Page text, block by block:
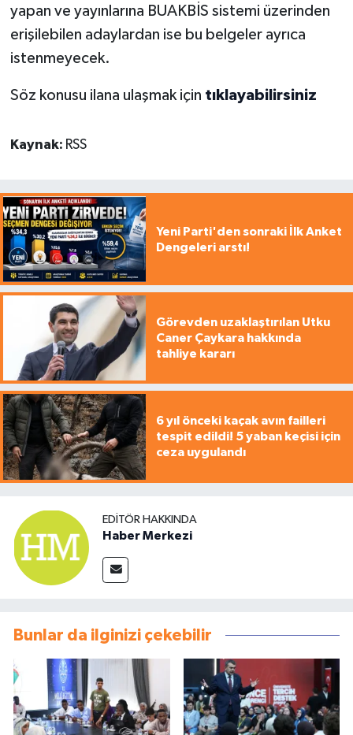
yapan ve yayınlarına BUAKBİS sistemi üzerinden
erişilebilen adaylardan ise bu belgeler ayrıca
istenmeyecek.
Söz konusu ilana ulaşmak için tıklayabilirsiniz
Kaynak: RSS
Yeni Parti'den sonraki İlk Anket
Dengeleri arstı!
Görevden uzaklaştırılan Utku
Caner Çaykara hakkında
tahliye kararı
6 yıl önceki kaçak avın failleri
tespit edildi! 5 yaban keçisi için
ceza uygulandı
EDITÖR HAKKINDA
Haber Merkezi
Bunlar da ilginizi çekebilir